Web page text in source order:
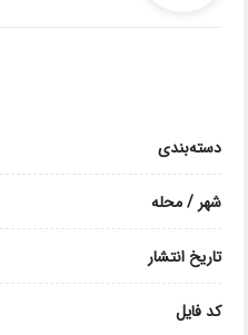
دسته‌بندی
شهر / محله
تاریخ انتشار
کد فایل